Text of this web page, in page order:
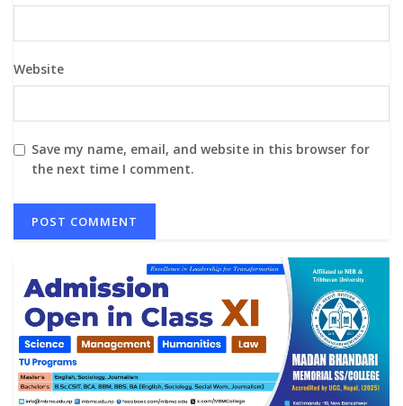
Website
Save my name, email, and website in this browser for
the next time I comment.